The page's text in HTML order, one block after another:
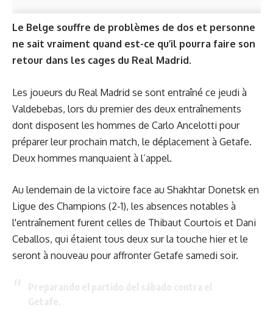
Le Belge souffre de problèmes de dos et personne
ne sait vraiment quand est-ce qu’il pourra faire son
retour dans les cages du Real Madrid.
Les joueurs du Real Madrid se sont entraîné ce jeudi à
Valdebebas, lors du premier des deux entraînements
dont disposent les hommes de Carlo Ancelotti pour
préparer leur prochain match, le déplacement à Getafe.
Deux hommes manquaient à l’appel.
Au lendemain de la victoire face au Shakhtar Donetsk en
Ligue des Champions (2-1), les absences notables à
l'entraînement furent celles de Thibaut Courtois et Dani
Ceballos, qui étaient tous deux sur la touche hier et le
seront à nouveau pour affronter Getafe samedi soir.